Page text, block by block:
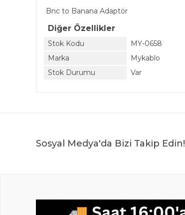
Bnc to Banana Adaptör
Diğer Özellikler
Stok Kodu
MY-0658
Marka
Mykablo
Stok Durumu
Var
Sosyal Medya'da Bizi Takip Edin!